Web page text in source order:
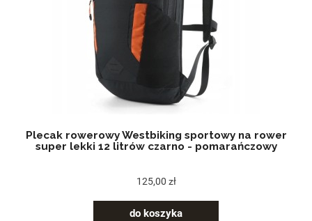
Plecak rowerowy Westbiking sportowy na rower
super lekki 12 litrów czarno - pomarańczowy
125,00 zł
do koszyka